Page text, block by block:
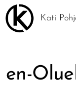
Kati
en-